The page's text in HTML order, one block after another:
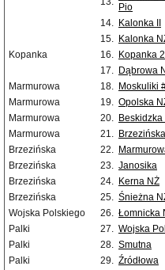
Pio
14. Kalonka II
15. Kalonka
Kopanka
16. Kopanka
17. Dąbrowa
Marmurowa
18. Moskuliki
Marmurowa
19. Opolska
Marmurowa
20. Beskidzka
Marmurowa
21. Brzezińska
Brzezińska
22.
Brzezińska
23. Janosika
Brzezińska
24. Kerna NŻ
Brzezińska
25. Śnieżna
Wojska Polskiego
26. Łomnicka
Palki
27. Wojska
Palki
28. Smutna
Palki
29. Źródłowa